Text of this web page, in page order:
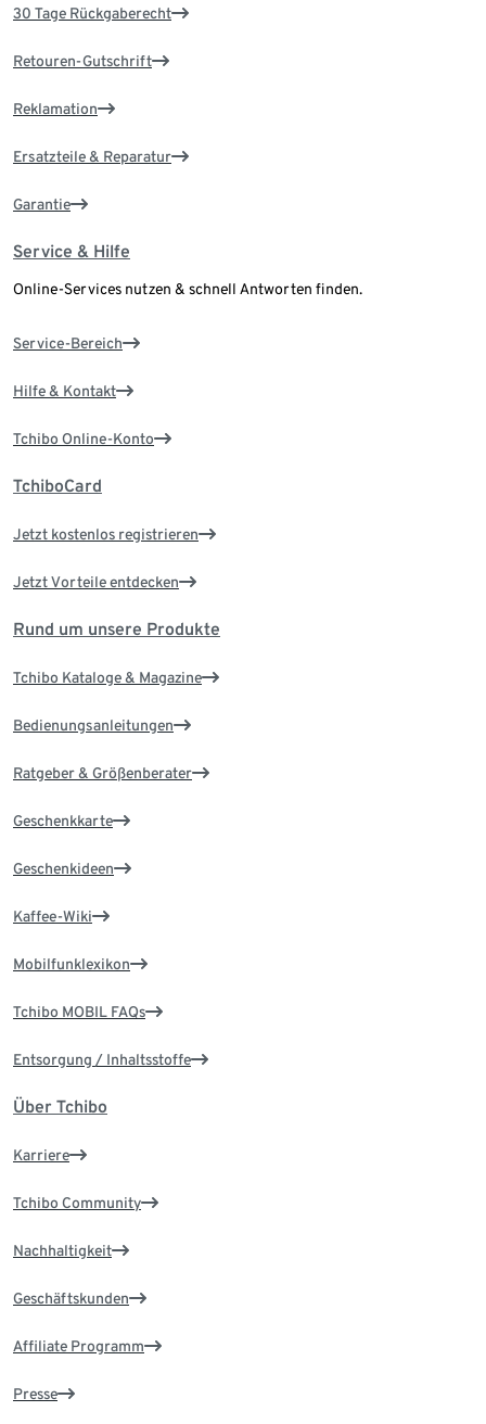
30 Tage Rückgaberecht
Retouren-Gutschrift
Reklamation
Ersatzteile & Reparatur
Garantie
Service & Hilfe
Online-Services nutzen & schnell Antworten finden.
Service-Bereich
Hilfe & Kontakt
Tchibo Online-Konto
TchiboCard
Jetzt kostenlos registrieren
Jetzt Vorteile entdecken
Rund um unsere Produkte
Tchibo Kataloge & Magazine
Bedienungsanleitungen
Ratgeber & Größenberater
Geschenkkarte
Geschenkideen
Kaffee-Wiki
Mobilfunklexikon
Tchibo MOBIL FAQs
Entsorgung / Inhaltsstoffe
Über Tchibo
Karriere
Tchibo Community
Nachhaltigkeit
Geschäftskunden
Affiliate Programm
Presse